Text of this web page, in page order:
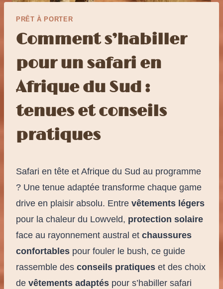
PRÊT À PORTER
Comment s’habiller
pour un safari en
Afrique du Sud :
tenues et conseils
pratiques
Safari en tête et Afrique du Sud au programme
? Une tenue adaptée transforme chaque game
drive en plaisir absolu. Entre vêtements légers
pour la chaleur du Lowveld, protection solaire
face au rayonnement austral et chaussures
confortables pour fouler le bush, ce guide
rassemble des conseils pratiques et des choix
de vêtements adaptés pour s’habiller safari